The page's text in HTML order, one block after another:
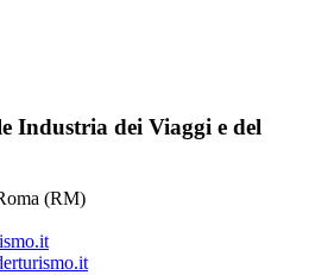
Industria dei Viaggi e del
(RM)